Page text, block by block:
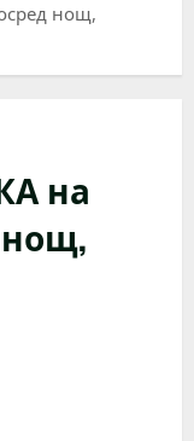
нощ,
на
нощ,